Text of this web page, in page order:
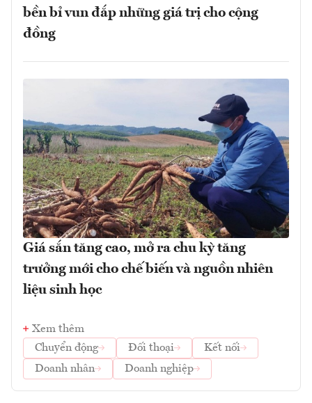
bền bỉ vun đắp những giá trị cho cộng
đồng
Giá sắn tăng cao, mở ra chu kỳ tăng
trưởng mới cho chế biến và nguồn nhiên
liệu sinh học
Xem thêm
Chuyển động
Đối thoại
Kết nối
Doanh nhân
Doanh nghiệp